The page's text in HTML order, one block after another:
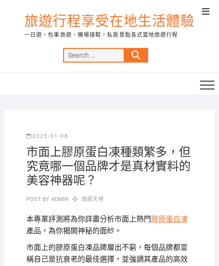
旅遊行程享受在地生活體驗
一日遊、包車旅遊、機場接駁，私房景點各式當地旅遊行程
Search
…
2025-01-08
市面上膠原蛋白凍種類繁多，但
究竟哪一個品牌才是真材實料的
美容神器呢？
POST BY ADMIN 旅遊天地
本專業評測將為你詳盡分析市面上熱門膠原蛋白凍
產品，為你揭開神秘的面紗。
市面上的膠原蛋白凍品牌層出不窮，每個品牌都宣
稱自己是抗衰老的最佳選擇，並強調其產品的高效